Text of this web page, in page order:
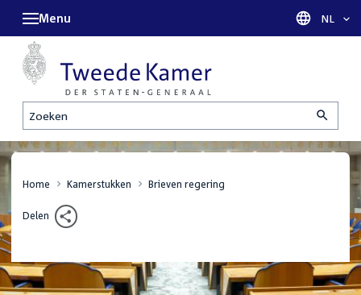
Zoeken
Menu Taal
NL
Home Kamerstukken Brieven regering
Delen